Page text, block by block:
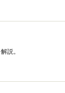
説。